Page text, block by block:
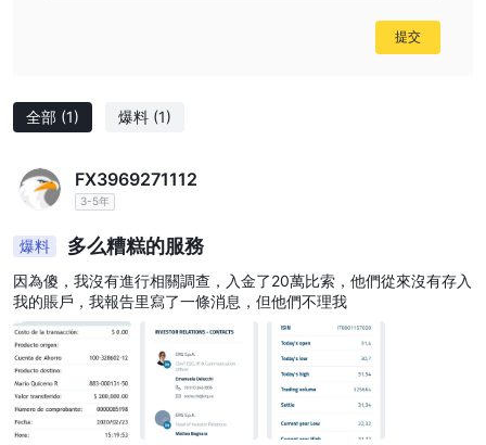
全部 (1) 爆料 (1)
FX3969271112
3-5年
爆料 多么糟糕的服務
因為傻，我沒有進行相關調查，入金了20萬比索，他們從來沒有存入
我的賬戶，我報告里寫了一條消息，但他們不理我
提交